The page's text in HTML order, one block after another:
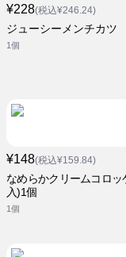
¥228(税込¥246.24)
ジューシーメンチカツ
1個
¥148(税込¥159.84)
なめらかクリームコロッ
入)1個
1個